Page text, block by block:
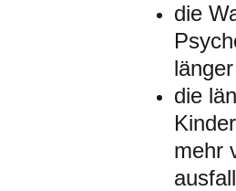
die
die
mehr